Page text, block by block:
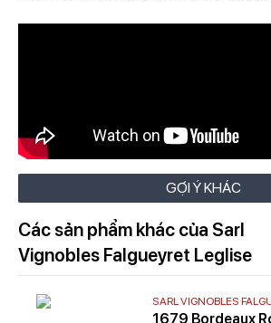
GỢI Ý KHÁC
Các sản phẩm khác của Sarl
Vignobles Falgueyret Leglise
SARL VIGNOBLES
1679 Bordeaux